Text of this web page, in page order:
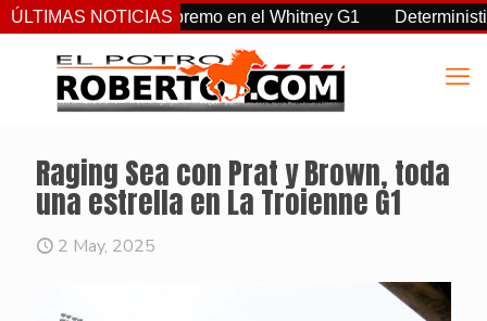
ÚLTIMAS NOTICIASsupremo en el Whitney G1 Deterministic:
Raging Sea con Prat y Brown, toda
una estrella en La Troienne G1
2 May, 2025